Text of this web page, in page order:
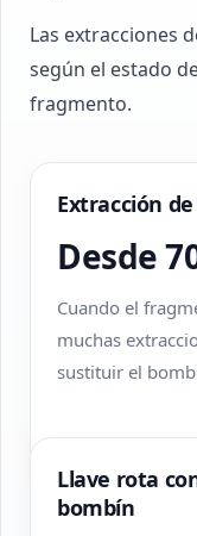
Las extracciones
según el estado
fragmento.
Extracción
Desde
Cuando el
muchas
sustituir el
Llave rota
bombín